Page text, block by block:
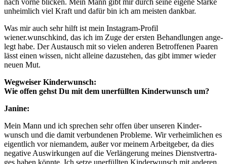
nach vor­ne bli­cken. Mein Mann gibt mir durch sei­ne eige­ne Stär­ke
unheim­lich viel Kraft und dafür bin ich am meis­ten dank­bar.
Was mir auch sehr hilft ist mein Insta­gram-Pro­fil
wiener.wunschkind, das ich im Zuge der ers­ten Behand­lun­gen ange­
legt habe. Der Aus­tausch mit so vie­len ande­ren Betrof­fe­nen Paa­ren
lässt einen wis­sen, nicht allei­ne dazu­ste­hen, das gibt immer wie­der
neu­en Mut.
Weg­wei­ser Kin­der­wunsch:
Wie offen gehst Du mit dem uner­füll­ten Kin­der­wunsch um?
Jani­ne:
Mein Mann und ich spre­chen sehr offen über unse­ren Kin­der­
wunsch und die damit ver­bun­de­nen Pro­ble­me. Wir ver­heim­li­chen es
eigent­lich vor nie­man­dem, außer vor mei­nem Arbeit­ge­ber, da dies
nega­ti­ve Aus­wir­kun­gen auf die Ver­län­ge­rung mei­nes Dienst­ver­tra­
ges haben könn­te. Ich set­ze uner­füll­ten Kin­der­wunsch mit ande­ren,